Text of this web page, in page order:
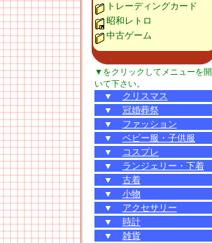
トレーディングカード
昭和レトロ
中古ゲーム
▼をクリックしてメニューを開
いて下さい。
▼
クリスマス
▼
冠婚葬祭
▼
ファッション
▼
ベビー服・子供服
▼
コスプレ
▼
ランジェリー・下着
▼
古着
▼
小物
▼
アクセサリー
▼
時計
▼
雑貨